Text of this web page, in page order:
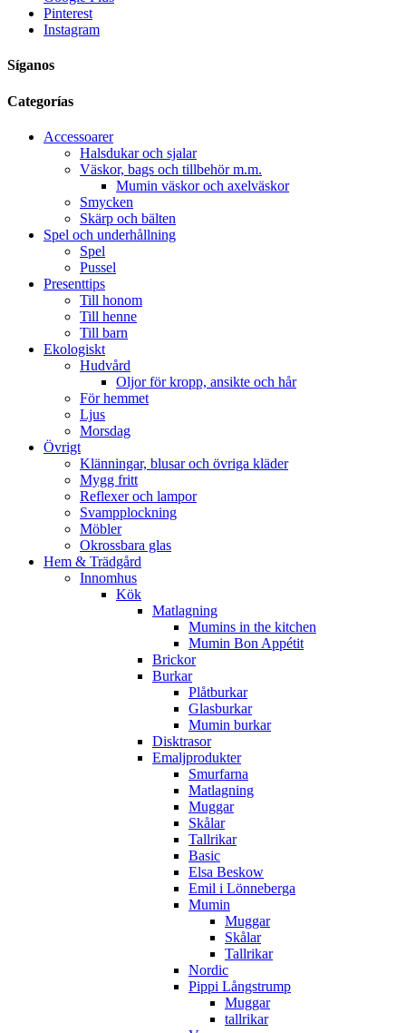
Pinterest
Instagram
Síganos
Categorías
Accessoarer
Halsdukar och sjalar
Väskor, bags och tillbehör m.m.
Mumin väskor och axelväskor
Smycken
Skärp och bälten
Spel och underhållning
Spel
Pussel
Presenttips
Till honom
Till henne
Till barn
Ekologiskt
Hudvård
Oljor för kropp, ansikte och hår
För hemmet
Ljus
Morsdag
Övrigt
Klänningar, blusar och övriga kläder
Mygg fritt
Reflexer och lampor
Svampplockning
Möbler
Okrossbara glas
Hem & Trädgård
Innomhus
Kök
Matlagning
Mumins in the kitchen
Mumin Bon Appétit
Brickor
Burkar
Plåtburkar
Glasburkar
Mumin burkar
Disktrasor
Emaljprodukter
Smurfarna
Matlagning
Muggar
Skålar
Tallrikar
Basic
Elsa Beskow
Emil i Lönneberga
Mumin
Muggar
Skålar
Tallrikar
Nordic
Pippi Långstrump
Muggar
tallrikar